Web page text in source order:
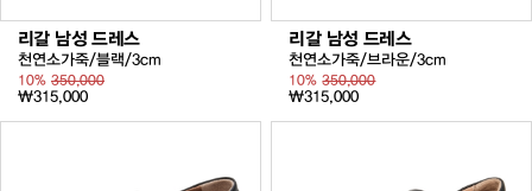
리갈 남성 드레스
천연소가죽/블랙/3cm
10% 350,000
₩315,000
리갈 남성 드레스
천연소가죽/브라운/3cm
10%350,000
₩315,000